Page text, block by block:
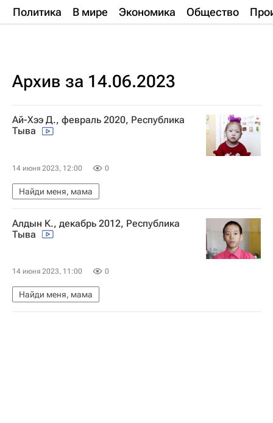
Политика В мире Экономика Общество
Архив за 14.06.2023
Ай-Хээ Д., февраль 2020, Республика
Тыва
14 июня 2023, 12:00 0
Найди меня, мама
Алдын К., декабрь 2012, Республика
Тыва
14 июня 2023, 11:00 0
Найди меня, мама